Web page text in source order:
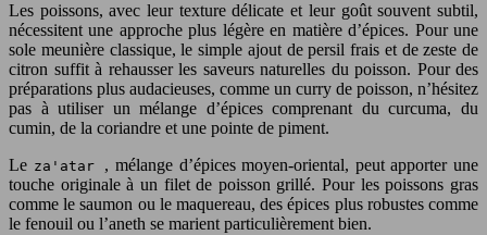
Les poissons, avec leur texture délicate et leur goût souvent subtil,
nécessitent une approche plus légère en matière d’épices. Pour une
sole meunière classique, le simple ajout de persil frais et de zeste de
citron suffit à rehausser les saveurs naturelles du poisson. Pour des
préparations plus audacieuses, comme un curry de poisson, n’hésitez
pas à utiliser un mélange d’épices comprenant du curcuma, du
cumin, de la coriandre et une pointe de piment.
Le za'atar , mélange d’épices moyen-oriental, peut apporter une
touche originale à un filet de poisson grillé. Pour les poissons gras
comme le saumon ou le maquereau, des épices plus robustes comme
le fenouil ou l’aneth se marient particulièrement bien.